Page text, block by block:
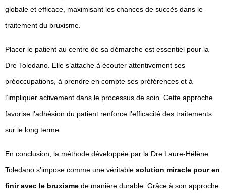
globale et efficace, maximisant les chances de succès dans le
traitement du bruxisme.
Placer le patient au centre de sa démarche est essentiel pour la
Dre Toledano. Elle s’attache à écouter attentivement ses
préoccupations, à prendre en compte ses préférences et à
l’impliquer activement dans le processus de soin. Cette approche
favorise l’adhésion du patient renforce l’efficacité des traitements
sur le long terme.
En conclusion, la méthode développée par la Dre Laure-Hélène
Toledano s’impose comme une véritable solution miracle pour en
finir avec le bruxisme de manière durable. Grâce à son approche